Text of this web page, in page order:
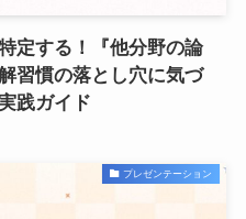
定する！『他分野の論
習慣の落とし穴に気づ
践ガイド
プレゼンテーション